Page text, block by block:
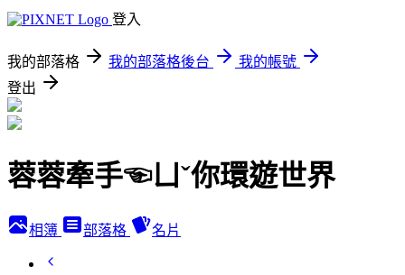
登入
我的部落格 我的部落格後台
我的帳號
登出
蓉蓉牽手☜ㄩˇ你環遊世界
相簿 部落格 名片